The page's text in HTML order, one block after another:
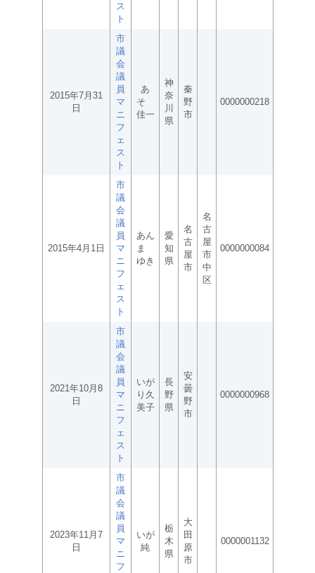
ス
ト
2015年7月31
日
市
議
会
議
員
マ
ニ
フ
ェ
ス
ト
あ
そ
佳一
神
奈
川
県
秦
野
市
0000000218
2015年4月1日
市
議
会
議
員
マ
ニ
フ
ェ
ス
ト
あん
ま
ゆき
愛
知
県
名
古
屋
市
名
古
屋
市
中
区
0000000084
2021年10月8
日
市
議
会
議
員
マ
ニ
フ
ェ
ス
ト
いが
り久
美子
長
野
県
安
曇
野
市
0000000968
2023年11月7
日
市
議
会
議
員
マ
ニ
フ
いが
純
栃
木
県
大
田
原
市
0000001132